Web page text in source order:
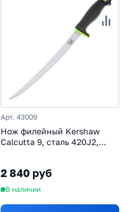
Арт. 43009
Нож филейный Kershaw
Calcutta 9, сталь 420J2,
2 840 руб
В наличии